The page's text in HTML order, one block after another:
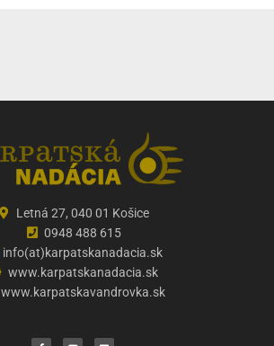
Letná 27, 040 01 Košice
0948 488 615
info(at)karpatskanadacia.sk
www.karpatskanadacia.sk
www.karpatskavandrovka.sk
c